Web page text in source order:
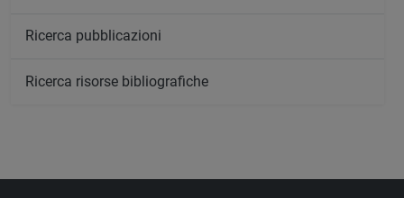
Ricerca pubblicazioni
Ricerca risorse bibliografiche